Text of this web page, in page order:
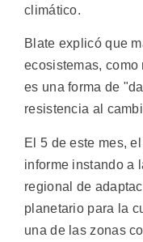
climático.
Blate explicó que
ecosistemas, como
es una forma de
resistencia al
El 5 de este mes,
informe instando a
regional de
planetario para la
una de las zonas